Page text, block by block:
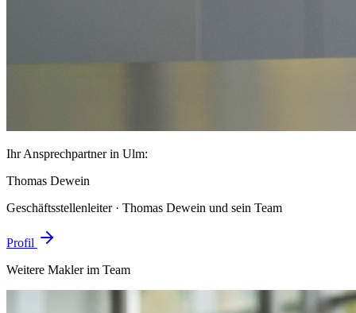
Ihr Ansprechpartner in Ulm:
Thomas Dewein
Geschäftsstellenleiter · Thomas Dewein und sein Team
Profil
Weitere Makler im Team